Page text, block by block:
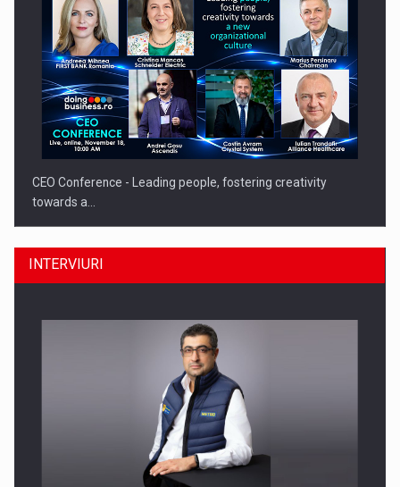
CEO Conference - Leading people, fostering creativity
towards a…
CEO Conference - Shaping The Future - Technology and…
INTERVIURI